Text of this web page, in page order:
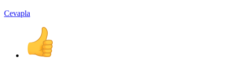
Cevapla